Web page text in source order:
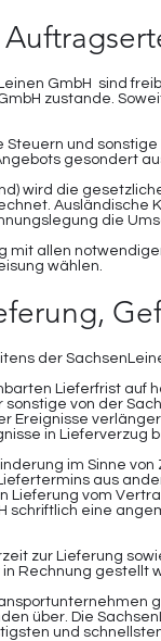
GmbH sind
zustande.
Steuern und
gesondert
wird die
Ausländische
die
mit allen
wählen.
der
Lieferfrist auf
von der
Ereignisse
in Lieferverzug
im Sinne
aus
Lieferung vom
schriftlich eine
zur Lieferung
Rechnung gestellt
über. Die
und